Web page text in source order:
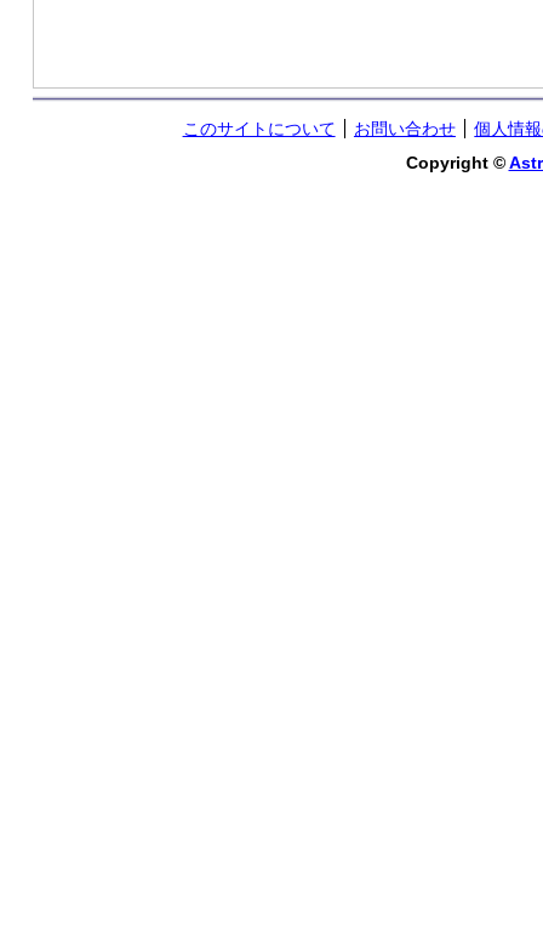
このサイトについて お問い合わせ
個人情
Copyright ©